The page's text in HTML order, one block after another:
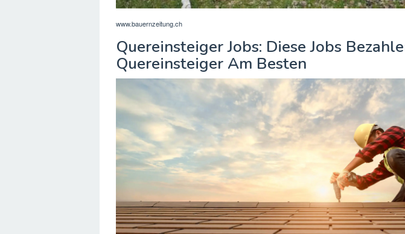
www.bauernzeitung.ch
Quereinsteiger Jobs: Diese Jobs
Quereinsteiger Am Besten